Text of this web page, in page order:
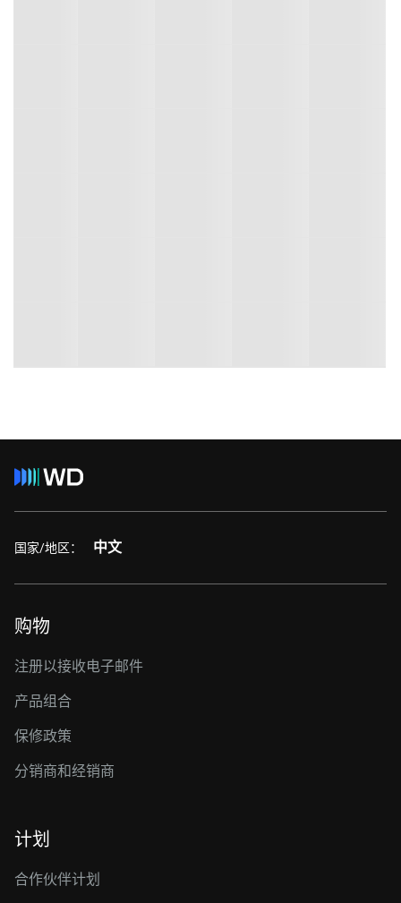
国家/地区： 中文
购物
注册以接收电子邮件
产品组合
保修政策
分销商和经销商
计划
合作伙伴计划